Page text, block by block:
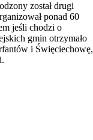
został drugi
ponad 60
jeśli chodzi o
gmin otrzymało
i Święciechowę,